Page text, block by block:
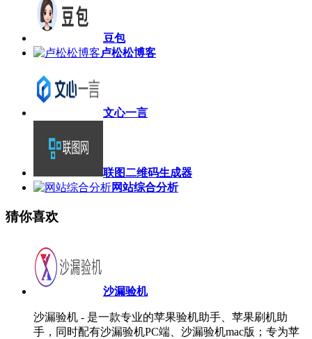
豆包
卢松松博客
文心一言
联图二维码生成器
网站综合分析
猜你喜欢
沙漏验机
沙漏验机 - 是一款专业的苹果验机助手、苹果刷机助
手，同时配有沙漏验机PC端、沙漏验机mac版；专为苹